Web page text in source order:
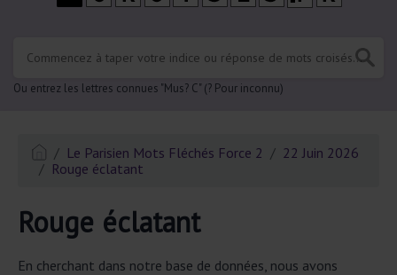
Ou entrez les lettres connues "Mus? C" (? Pour inconnu)
Le Parisien Mots Fléchés Force 2
22 Juin 2026
Rouge éclatant
Rouge éclatant
En cherchant dans notre base de données, nous avons